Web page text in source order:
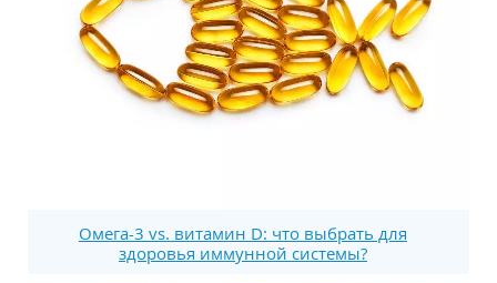
Омега-3 vs. витамин D: что выбрать для
здоровья иммунной системы?